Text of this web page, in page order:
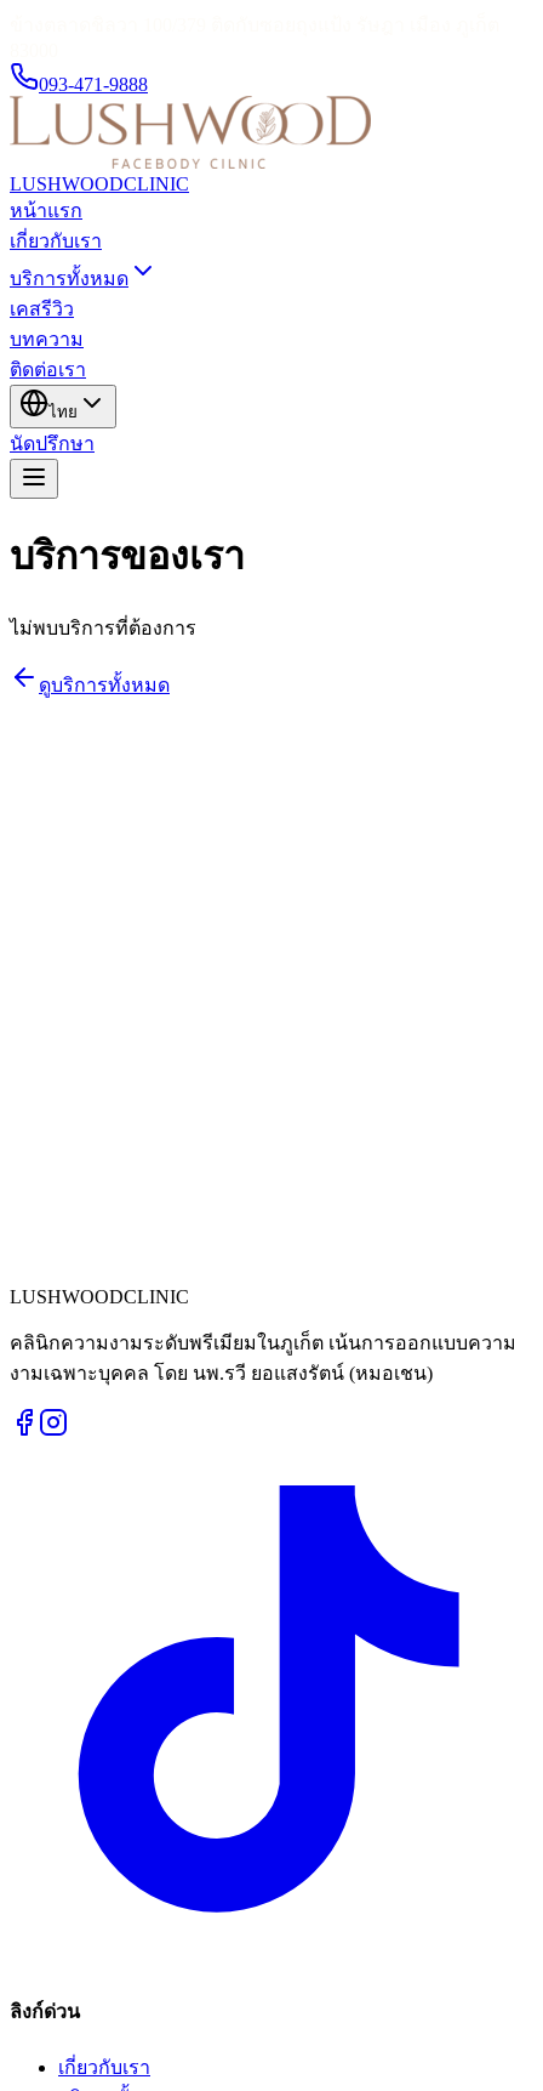
093-471-9888
LUSHWOODCLINIC
หน้าแรก
เกี่ยวกับเรา
บริการทั้งหมด
เคสรีวิว
บทความ
ติดต่อเรา
ไทย
นัดปรึกษา
บริการของเรา
ไม่พบบริการที่ต้องการ
ดูบริการทั้งหมด
LUSHWOODCLINIC
คลินิกความงามระดับพรีเมียมในภูเก็ต เน้นการออกแบบความ
งามเฉพาะบุคคล โดย นพ.รวี ยอแสงรัตน์ (หมอเชน)
ลิงก์ด่วน
เกี่ยวกับเรา